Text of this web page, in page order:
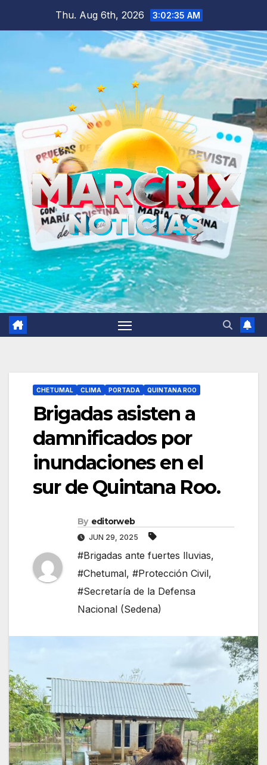
Thu. Aug 6th, 2026 3:02:37 AM
CHETUMAL CLIMA PORTADA QUINTANA ROO
Brigadas asisten a
damnificados por
inundaciones en el
sur de Quintana Roo.
By editorweb
JUN 29, 2025
#Brigadas ante fuertes lluvias,
#Chetumal, #Protección Civil,
#Secretaría de la Defensa
Nacional (Sedena)